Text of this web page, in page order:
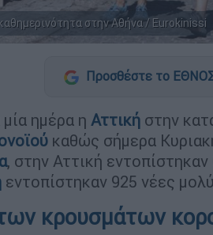
στην Αθήνα / Eurokinissi
Προσθέστε το
ημέρα η Αττική στην
καθώς σήμερα
, στην Αττική
εντοπίστηκαν 925 νέες
κρουσμάτων